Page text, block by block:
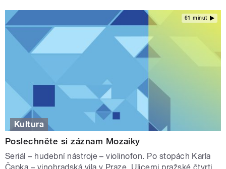
61 minut
Kultura
Poslechněte si záznam Mozaiky
Seriál – hudební nástroje – violinofon. Po stopách Karla